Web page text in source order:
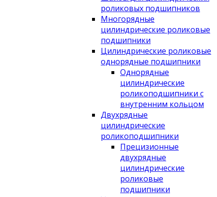
роликовых подшипников
Многорядные
цилиндрические роликовые
подшипники
Цилиндрические роликовые
однорядные подшипники
Однорядные
цилиндрические
роликоподшипники с
внутренним кольцом
Двухрядные
цилиндрические
роликоподшипники
Прецизионные
двухрядные
цилиндрические
роликовые
подшипники